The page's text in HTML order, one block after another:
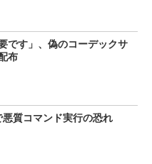
です」、偽のコーデックサ
布
質コマンド実行の恐れ